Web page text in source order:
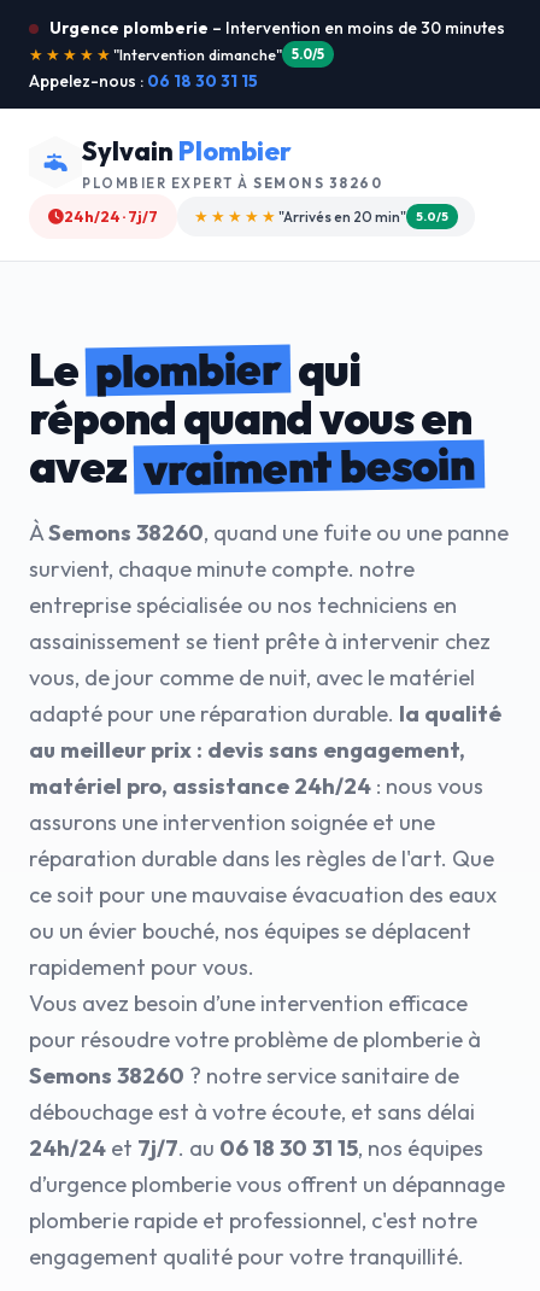
Urgence plomberie – Intervention en moins de 30 minutes
★★★★★"Je recommande !" 4.9/5
Appelez-nous : 06 18 30 31 15
Sylvain Plombier
PLOMBIER EXPERT À SEMONS 38260
24h/24 · 7j/7 ★★★★☆ "Devis gratuit" 4.8/5
Leplombierqui
répond quand vous en
avezvraiment besoin
ÀSemons 38260, quand une fuite ou une panne
survient, chaque minute compte. notre
entreprise spécialisée ou nos techniciens en
assainissement se tient prête à intervenir chez
vous, de jour comme de nuit, avec le matériel
adapté pour une réparation durable. la qualité
au meilleur prix : devis sans engagement,
matériel pro, assistance 24h/24 : nous vous
assurons une intervention soignée et une
réparation durable dans les règles de l'art. Que
ce soit pour une mauvaise évacuation des eaux
ou un évier bouché, nos équipes se déplacent
rapidement pour vous.
Vous avez besoin d’une intervention efficace
pour résoudre votre problème de plomberie à
Semons 38260 ? notre service sanitaire de
débouchage est à votre écoute, et sans délai
24h/24 et 7j/7. au 06 18 30 31 15, nos équipes
d’urgence plomberie vous offrent un dépannage
plomberie rapide et professionnel, c'est notre
engagement qualité pour votre tranquillité.